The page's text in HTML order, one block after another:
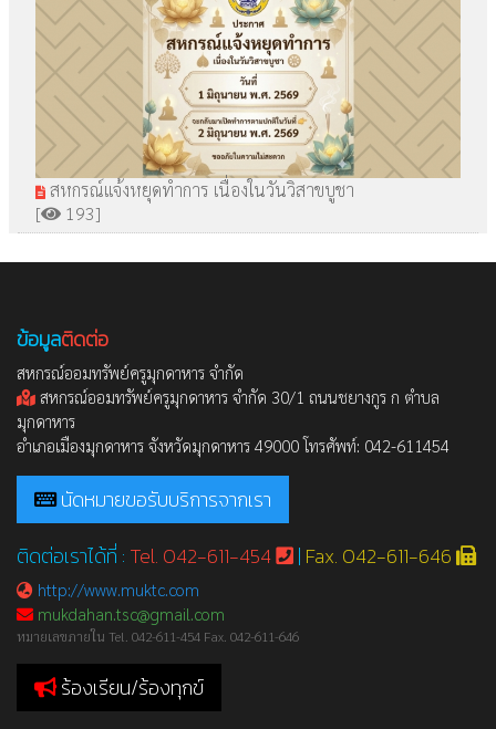
สหกรณ์แจ้งหยุดทำการ เนื่องในวันวิสาขบูชา
[
193]
ข้อมูลติดต่อ
สหกรณ์ออมทรัพย์ครูมุกดาหาร จำกัด
สหกรณ์ออมทรัพย์ครูมุกดาหาร จำกัด 30/1 ถนนชยางกูร ก ตำบล
มุกดาหาร
อำเภอเมืองมุกดาหาร จังหวัดมุกดาหาร 49000 โทรศัพท์: 042-611454
นัดหมายขอรับบริการจากเรา
ติดต่อเราได้ที่ : Tel. 042-611-454 | Fax. 042-611-646
http://www.muktc.com
mukdahan.tsc@gmail.com
หมายเลขภายใน Tel. 042-611-454 Fax. 042-611-646
ร้องเรียน/ร้องทุกข์